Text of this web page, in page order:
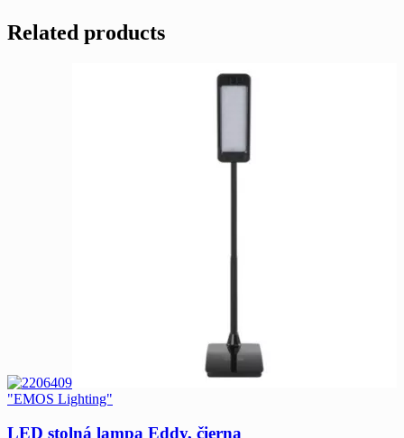
Related products
"EMOS Lighting"
LED stolná lampa Eddy, čierna